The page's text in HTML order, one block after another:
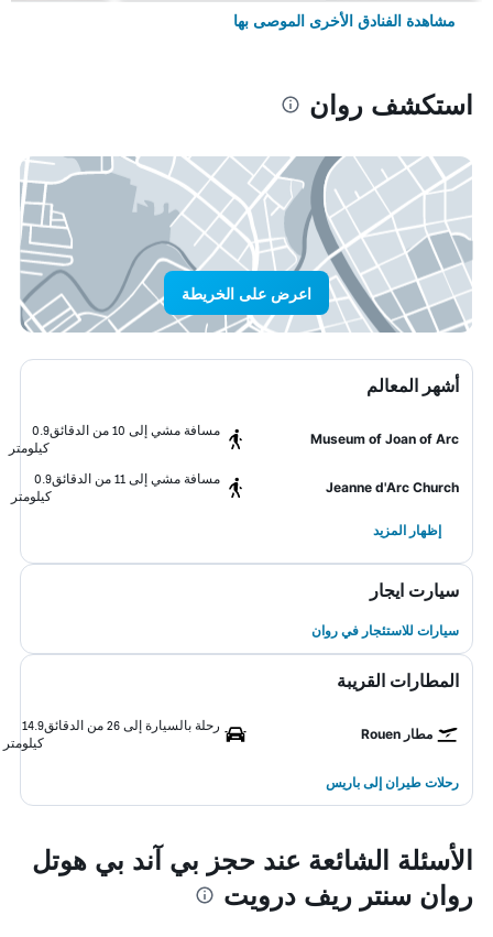
مشاهدة الفنادق الأخرى الموصى بها
استكشف روان
اعرض على الخريطة
أشهر المعالم
Museum of Joan of Arc
مسافة مشي إلى 10 من الدقائق
0.9
كيلومتر
Jeanne d'Arc Church
مسافة مشي إلى 11 من الدقائق
0.9
كيلومتر
إظهار المزيد
سيارت ايجار
سيارات للاستئجار في روان
المطارات القريبة
مطار Rouen
رحلة بالسيارة إلى 26 من الدقائق
14.9
كيلومتر
رحلات طيران إلى باريس
الأسئلة الشائعة عند حجز بي آند بي هوتل
روان سنتر ريف درويت